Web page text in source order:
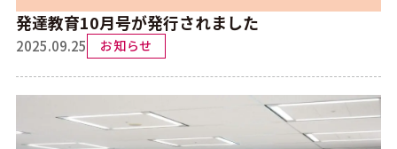
発達教育10月号が発行されました
2025.09.25 お知らせ